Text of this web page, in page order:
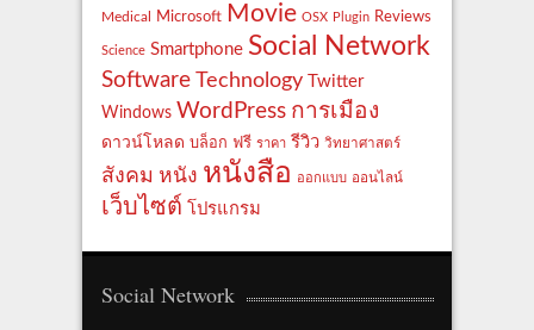
Medical Microsoft Movie OSX Plugin Reviews
Science Smartphone Social Network
Software Technology
Twitter
Windows WordPress การเมือง
ดาวน์โหลด บล็อก ฟรี ราคา รีวิว วิทยาศาสตร์
สังคม หนัง หนังสือ ออกแบบ ออนไลน์
เว็บไซต์ โปรแกรม
Social Network